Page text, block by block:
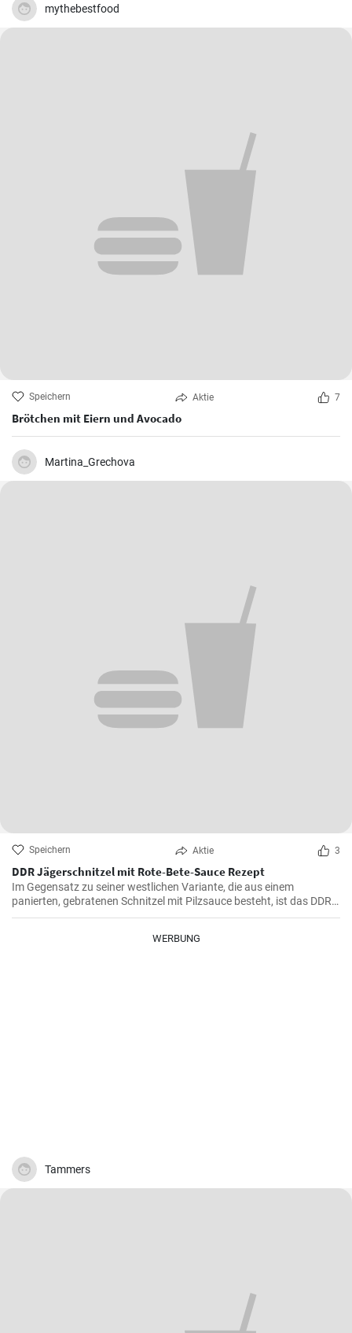
mythebestfood
Speichern Aktie 7
Brötchen mit Eiern und Avocado
Martina_Grechova
Speichern Aktie 3
DDR Jägerschnitzel mit Rote-Bete-Sauce Rezept
Im Gegensatz zu seiner westlichen Variante, die aus einem
panierten, gebratenen Schnitzel mit Pilzsauce besteht, ist das DDR-
Jägerschnitzel ein paniertes Jagdwurstschnitzel mit
Mahlzeit für die ganze Familie oder Freunde bietet.
WERBUNG
Tammers